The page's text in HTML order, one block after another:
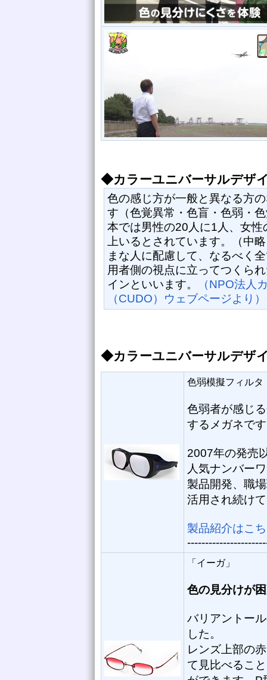
◆カラーユニバーサルデザ
色の感じ方が一般と異なる方
す（色覚異常・色盲・色弱・
本では男性の20人に1人、女
上いるとされています。（中
まな人に配慮して、なるべく
用者側の視点に立ってつくら
インといいます。
（NPO法人
（CUDO）ウェブページより）
◆カラーユニバーサルデザ
色弱模擬フィルタ
色弱者が感じ
するメガネで
2007年の発売
人気ナンバー
製品開発、職
活用され続け
製品紹介はこ
「イーガ」
色の見分けが
バリアントー
した。
レンズ上部の
て見比べるこ